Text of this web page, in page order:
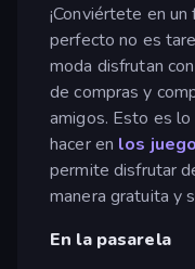
¡Conviértete en
perfecto no es
moda disfrutan
de compras y
amigos. Esto es
hacer en los
permite disfrutar
manera gratuita y
En la pasarela